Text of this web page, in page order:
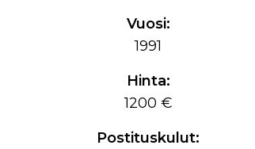
Vuosi:
1991
Hinta:
1200 €
Postituskulut: